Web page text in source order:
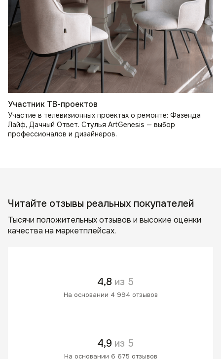
Участник ТВ-проектов
Участие в телевизионных проектах о ремонте: Фазенда
Лайф, Дачный Ответ. Стулья ArtGenesis — выбор
профессионалов и дизайнеров.
Читайте отзывы реальных покупателей
Тысячи положительных отзывов и высокие оценки
качества на маркетплейсах.
4,8 из 5
На основании 4 994 отзывов
4,9 из 5
На основании 6 675 отзывов